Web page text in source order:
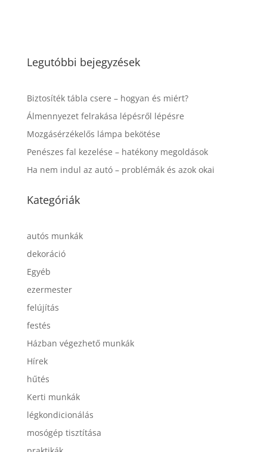
Legutóbbi bejegyzések
Biztosíték tábla csere – hogyan és miért?
Álmennyezet felrakása lépésről lépésre
Mozgásérzékelős lámpa bekötése
Penészes fal kezelése – hatékony megoldások
Ha nem indul az autó – problémák és azok okai
Kategóriák
autós munkák
dekoráció
Egyéb
ezermester
felújítás
festés
Házban végezhető munkák
Hírek
hűtés
Kerti munkák
légkondicionálás
mosógép tisztítása